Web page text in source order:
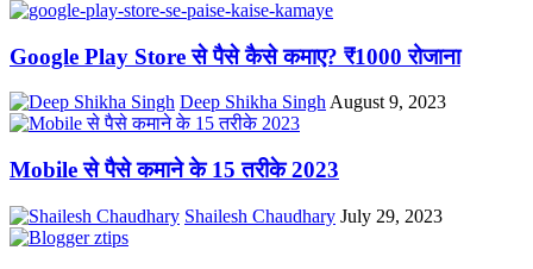
Google Play Store से पैसे कैसे कमाए? ₹1000 रोजाना
Deep Shikha Singh August 9, 2023
Mobile से पैसे कमाने के 15 तरीके 2023
Shailesh Chaudhary July 29, 2023